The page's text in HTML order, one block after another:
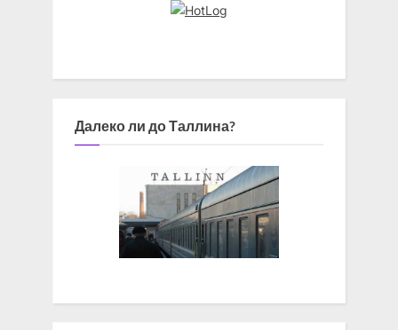
Далеко ли до Таллина?